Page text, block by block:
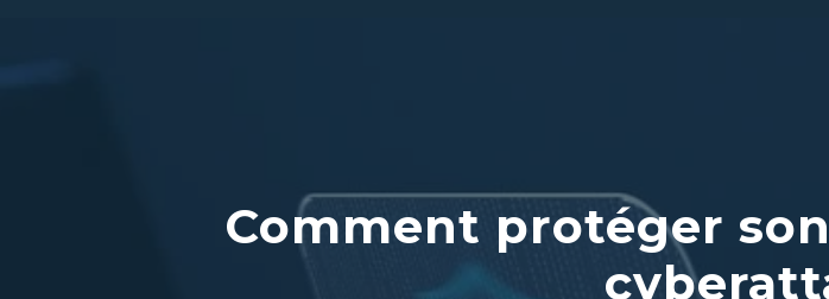
Comment protéger